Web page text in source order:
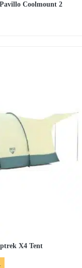
Coolmount 2
X4 Tent